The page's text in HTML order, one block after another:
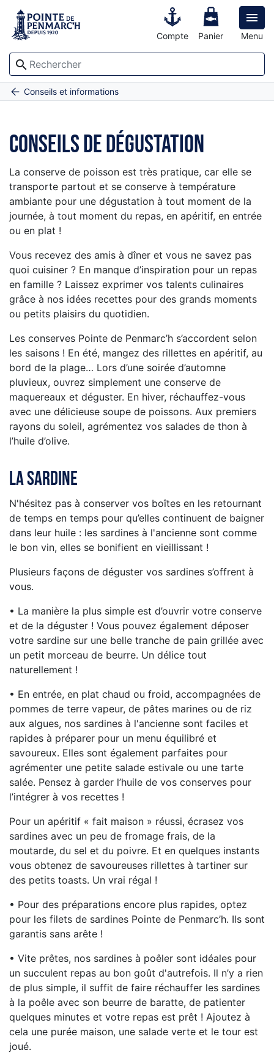

Menu
search
Compte Panier
AccueilConseils et informations
Conseils de dégustation
Conseils de dégustation
La conserve de poisson est très pratique, car elle se
transporte partout et se conserve à température
ambiante pour une dégustation à tout moment de la
journée, à tout moment du repas, en apéritif, en entrée
ou en plat !
Vous recevez des amis à dîner et vous ne savez pas
quoi cuisiner ? En manque d’inspiration pour un repas
en famille ? Laissez exprimer vos talents culinaires
grâce à nos idées recettes pour des grands moments
ou petits plaisirs du quotidien.
Les conserves Pointe de Penmarc’h s’accordent selon
les saisons ! En été, mangez des rillettes en apéritif, au
bord de la plage… Lors d’une soirée d’automne
pluvieux, ouvrez simplement une conserve de
maquereaux et déguster. En hiver, réchauffez-vous
avec une délicieuse soupe de poissons. Aux premiers
rayons du soleil, agrémentez vos salades de thon à
l’huile d’olive.
La sardine
N'hésitez pas à conserver vos boîtes en les retournant
de temps en temps pour qu’elles continuent de baigner
dans leur huile : les sardines à l'ancienne sont comme
le bon vin, elles se bonifient en vieillissant !
Plusieurs façons de déguster vos sardines s’offrent à
vous.
• La manière la plus simple est d’ouvrir votre conserve
et de la déguster ! Vous pouvez également déposer
votre sardine sur une belle tranche de pain grillée avec
un petit morceau de beurre. Un délice tout
naturellement !
• En entrée, en plat chaud ou froid, accompagnées de
pommes de terre vapeur, de pâtes marines ou de riz
aux algues, nos sardines à l'ancienne sont faciles et
rapides à préparer pour un menu équilibré et
savoureux. Elles sont également parfaites pour
agrémenter une petite salade estivale ou une tarte
salée. Pensez à garder l’huile de vos conserves pour
l’intégrer à vos recettes !
Pour un apéritif « fait maison » réussi, écrasez vos
sardines avec un peu de fromage frais, de la
moutarde, du sel et du poivre. Et en quelques instants
vous obtenez de savoureuses rillettes à tartiner sur
des petits toasts. Un vrai régal !
• Pour des préparations encore plus rapides, optez
pour les filets de sardines Pointe de Penmarc’h. Ils sont
garantis sans arête !
• Vite prêtes, nos sardines à poêler sont idéales pour
un succulent repas au bon goût d'autrefois. Il n’y a rien
de plus simple, il suffit de faire réchauffer les sardines
à la poêle avec son beurre de baratte, de patienter
quelques minutes et votre repas est prêt ! Ajoutez à
cela une purée maison, une salade verte et le tour est
joué.